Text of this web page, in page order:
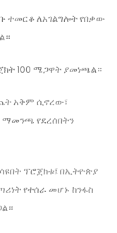
ተመርቆ ለአገልግሎት የበቃው
100 ሜጋዋት ያመነጫል።
አቅም ሲኖረው፣
ማመንጫ የደረሰበትን
ፕሮጀክቱ፤ በኢትዮጵያ
የተሰራ መሆኑ ከንፋስ